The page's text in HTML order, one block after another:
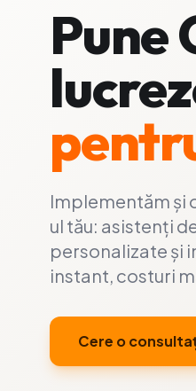
Pune
Implementăm și
ul tău: asistenți
personalizate și
instant, costuri
Cere o